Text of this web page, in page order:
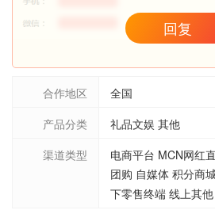
回复
合作地区
全国
产品分类
礼品文娱 其他
渠道类型
电商平台 MCN网红
团购 自媒体 积分商
下零售终端 线上其